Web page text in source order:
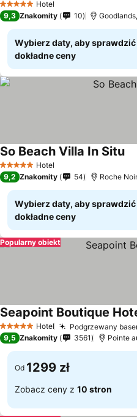
5 KategoriaHotel
9,3 Znakomity 10
Wybierz daty, aby sprawdzić
dokładne ceny
5 KategoriaHotel
So Beach Villa In Situ
9,2 Znakomity 54 Roche
Wybierz daty, aby sprawdzić
dokładne ceny
Popularny obiekt
5 KategoriaHotel Podgrzewany
Seapoint Boutique
9,5 Znakomity 3561 Pointe
Od 1299 zł
Zobacz ceny z 10 stron